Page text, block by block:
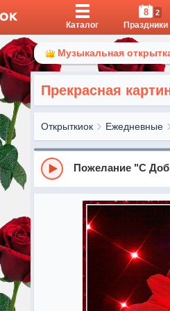
Каталог
8 2
Праздники
Музыкальная
Прекрасная
Открыткиок Ежедневные
Пожелание "С